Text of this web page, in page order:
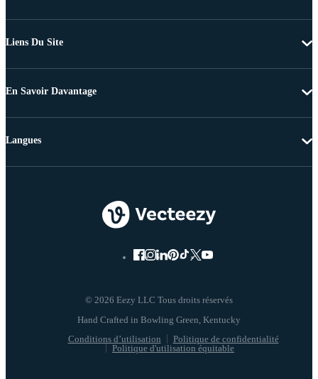
Liens Du Site
En Savoir Davantage
© 2026 Eezy LLC Tous droits réservés
Conditions d’utilisation
Politique de confidentialité
Politique d'utilisation équitable
Langues